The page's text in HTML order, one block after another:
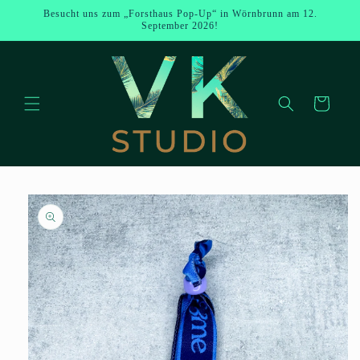
Direkt zumBesucht uns zum „Forsthaus Pop-Up“ in Wörnbrunn am 12.
September 2026!
Warenkorb